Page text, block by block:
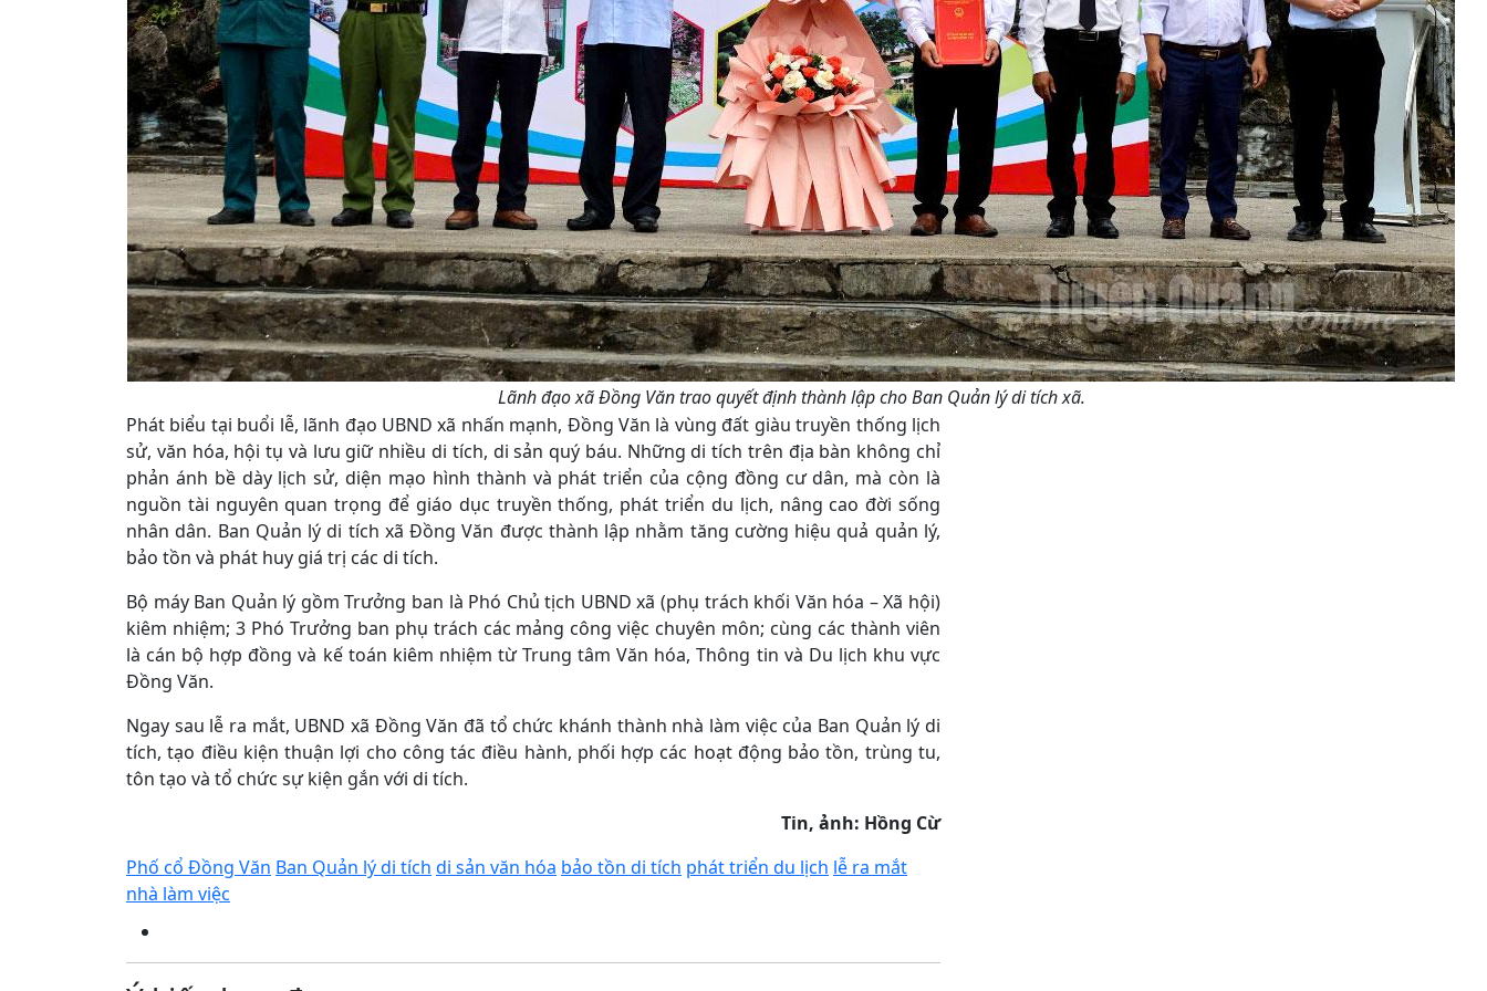
Lãnh đạo xã Đồng Văn trao quyết định thành lập cho Ban Quản lý di tích xã.
Phát biểu tại buổi lễ, lãnh đạo UBND xã nhấn mạnh, Đồng Văn là vùng đất giàu truyền thống lịch
sử, văn hóa, hội tụ và lưu giữ nhiều di tích, di sản quý báu. Những di tích trên địa bàn không chỉ
phản ánh bề dày lịch sử, diện mạo hình thành và phát triển của cộng đồng cư dân, mà còn là
nguồn tài nguyên quan trọng để giáo dục truyền thống, phát triển du lịch, nâng cao đời sống
nhân dân. Ban Quản lý di tích xã Đồng Văn được thành lập nhằm tăng cường hiệu quả quản lý,
bảo tồn và phát huy giá trị các di tích.
Bộ máy Ban Quản lý gồm Trưởng ban là Phó Chủ tịch UBND xã (phụ trách khối Văn hóa – Xã hội)
kiêm nhiệm; 3 Phó Trưởng ban phụ trách các mảng công việc chuyên môn; cùng các thành viên
là cán bộ hợp đồng và kế toán kiêm nhiệm từ Trung tâm Văn hóa, Thông tin và Du lịch khu vực
Đồng Văn.
Ngay sau lễ ra mắt, UBND xã Đồng Văn đã tổ chức khánh thành nhà làm việc của Ban Quản lý di
tích, tạo điều kiện thuận lợi cho công tác điều hành, phối hợp các hoạt động bảo tồn, trùng tu,
tôn tạo và tổ chức sự kiện gắn với di tích.
Tin, ảnh: Hồng Cừ
Phố cổ Đồng Văn Ban Quản lý di tích di sản văn hóa bảo tồn di tích phát triển du lịch lễ ra mắt
nhà làm việc